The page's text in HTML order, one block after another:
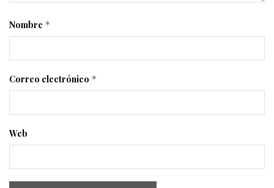
Nombre *
Correo electrónico *
Web